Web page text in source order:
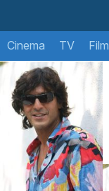
Cinema TV